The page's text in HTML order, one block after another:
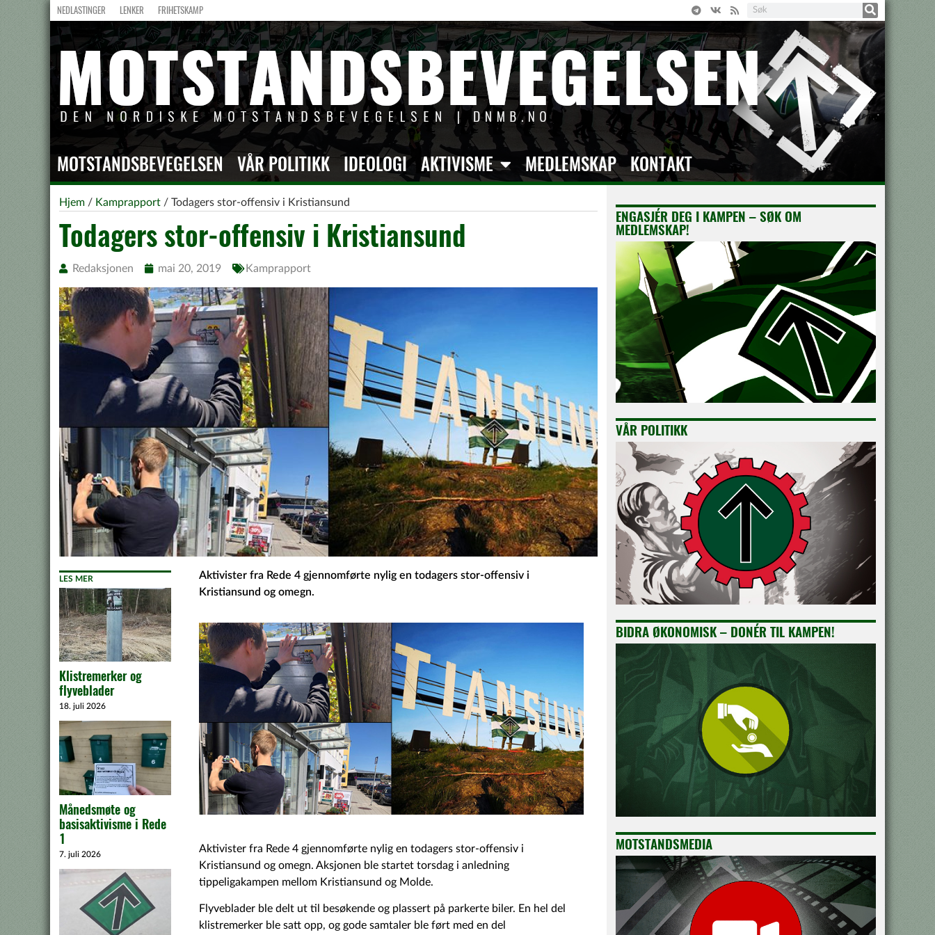
NEDLASTINGER LENKER FRIHETSKAMP
MOTSTANDSBEVEGELSEN VÅR POLITIKK IDEOLOGI AKTIVISME MEDLEMSKAP KONTAKT
Hjem / Kamprapport / Todagers stor-offensiv i Kristiansund
Todagers stor-offensiv i Kristiansund
Redaksjonen mai 20, 2019 Kamprapport
LES MER
Klistremerker og
flyveblader
18. juli 2026
Månedsmøte og
basisaktivisme i Rede
1
7. juli 2026
Aktivister fra Rede 4 gjennomførte nylig en todagers stor-offensiv i
Kristiansund og omegn.
Aktivister fra Rede 4 gjennomførte nylig en todagers stor-offensiv i
Kristiansund og omegn. Aksjonen ble startet torsdag i anledning
tippeligakampen mellom Kristiansund og Molde.
Flyveblader ble delt ut til besøkende og plassert på parkerte biler. En hel del
klistremerker ble satt opp, og gode samtaler ble ført med en del
ENGASJÉR DEG I KAMPEN – SØK OM
MEDLEMSKAP!
VÅR POLITIKK
BIDRA ØKONOMISK – DONÉR TIL KAMPEN!
MOTSTANDSMEDIA